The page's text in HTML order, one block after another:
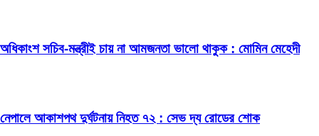
অধিকাংশ সচিব-মন্ত্রীই চায় না আমজনতা ভালো থাকুক : মোমিন মেহেদী
নেপালে আকাশপথ দুর্ঘটনায় নিহত ৭২ : সেভ দ্য রোডের শোক